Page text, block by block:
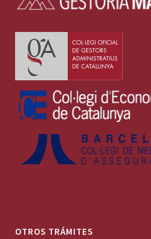
OTROS TRÁMITES